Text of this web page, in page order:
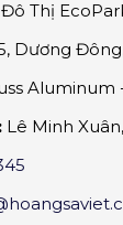
Thị
Dương
Aluminum
Lê Minh